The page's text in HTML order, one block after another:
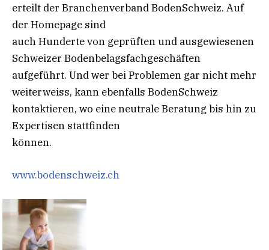
erteilt der Branchenverband BodenSchweiz. Auf
der Homepage sind
auch Hunderte von geprüften und ausgewiesenen
Schweizer Bodenbelagsfachgeschäften
aufgeführt. Und wer bei Problemen gar nicht mehr
weiterweiss, kann ebenfalls BodenSchweiz
kontaktieren, wo eine neutrale Beratung bis hin zu
Expertisen stattfinden
können.
www.bodenschweiz.ch